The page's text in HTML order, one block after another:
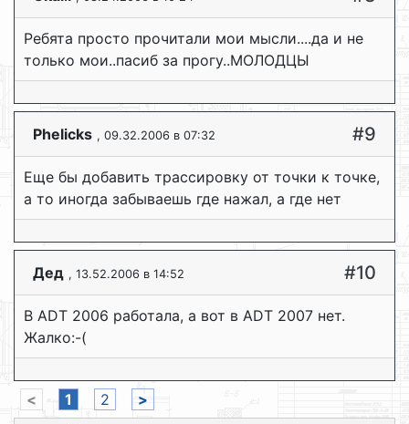
Ребята просто прочитали мои мысли....да и не
только мои..пасиб за прогу..МОЛОДЦЫ
Phelicks , 09.32.2006 в 07:32 #9
Еще бы добавить трассировку от точки к точке,
а то иногда забываешь где нажал, а где нет
Дед , 13.52.2006 в 14:52 #10
В ADT 2006 работала, а вот в ADT 2007 нет.
Жалко:-(
< 1 2
>